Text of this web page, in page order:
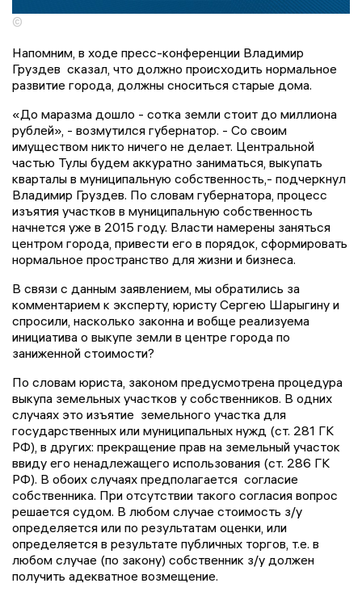
©
Напомним, в ходе пресс-конференции Владимир
Груздев сказал, что должно происходить нормальное
развитие города, должны сноситься старые дома.
«До маразма дошло - сотка земли стоит до миллиона
рублей», - возмутился губернатор. - Со своим
имуществом никто ничего не делает. Центральной
частью Тулы будем аккуратно заниматься, выкупать
кварталы в муниципальную собственность,- подчеркнул
Владимир Груздев. По словам губернатора, процесс
изъятия участков в муниципальную собственность
начнется уже в 2015 году. Власти намерены заняться
центром города, привести его в порядок, сформировать
нормальное пространство для жизни и бизнеса.
В связи с данным заявлением, мы обратились за
комментарием к эксперту, юристу Сергею Шарыгину и
спросили, насколько законна и вобще реализуема
инициатива о выкупе земли в центре города по
заниженной стоимости?
По словам юриста, законом предусмотрена процедура
выкупа земельных участков у собственников. В одних
случаях это изъятие земельного участка для
государственных или муниципальных нужд (ст. 281 ГК
РФ), в других: прекращение прав на земельный участок
ввиду его ненадлежащего использования (ст. 286 ГК
РФ). В обоих случаях предполагается согласие
собственника. При отсутствии такого согласия вопрос
решается судом. В любом случае стоимость з/у
определяется или по результатам оценки, или
определяется в результате публичных торгов, т.е. в
любом случае (по закону) собственник з/у должен
получить адекватное возмещение.